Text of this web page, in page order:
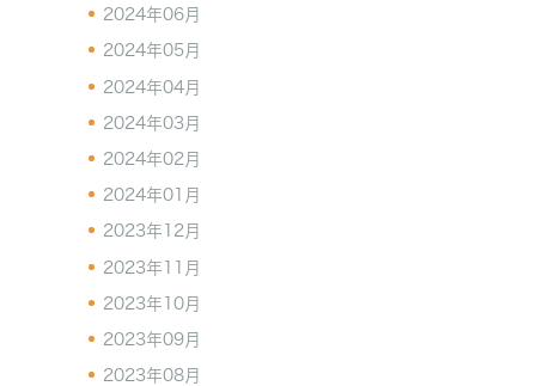
2024年06月
2024年05月
2024年04月
2024年03月
2024年02月
2024年01月
2023年12月
2023年11月
2023年10月
2023年09月
2023年08月